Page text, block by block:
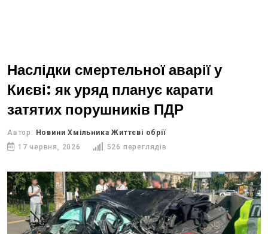
Наслідки смертельної аварії у
Києві: як уряд планує карати
затятих порушників ПДР
Автор: Новини Хмільника Життєві обрії
17 червня, 2026
526 переглядів